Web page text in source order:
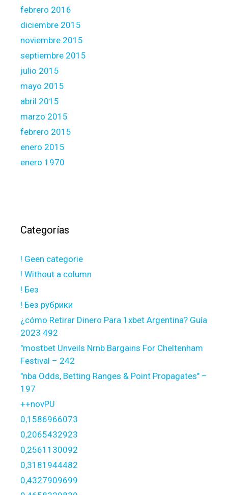
febrero 2016
diciembre 2015
noviembre 2015
septiembre 2015
julio 2015
mayo 2015
abril 2015
marzo 2015
febrero 2015
enero 2015
enero 1970
Categorías
! Geen categorie
! Without a column
! Без
! Без рубрики
¿cómo Retirar Dinero Para 1xbet Argentina? Guía
2023 492
"mostbet Unveils Nrnb Bargains For Cheltenham
Festival – 242
"nba Odds, Betting Ranges & Point Propagates" –
197
++novPU
0,1586966073
0,2065432923
0,2561130092
0,3181944482
0,4327909699